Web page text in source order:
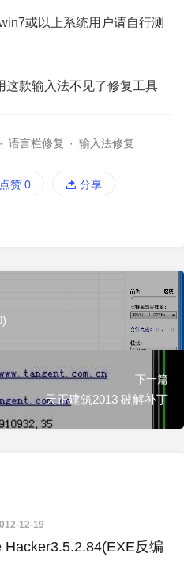
或以上系统用户请自行测
这款输入法不见了修复工具
· 语言栏修复 · 输入法修复
点赞 0 分享
下一篇
天正建筑2013 破解补丁
12-19
Hacker3.5.2.84(EXE反编